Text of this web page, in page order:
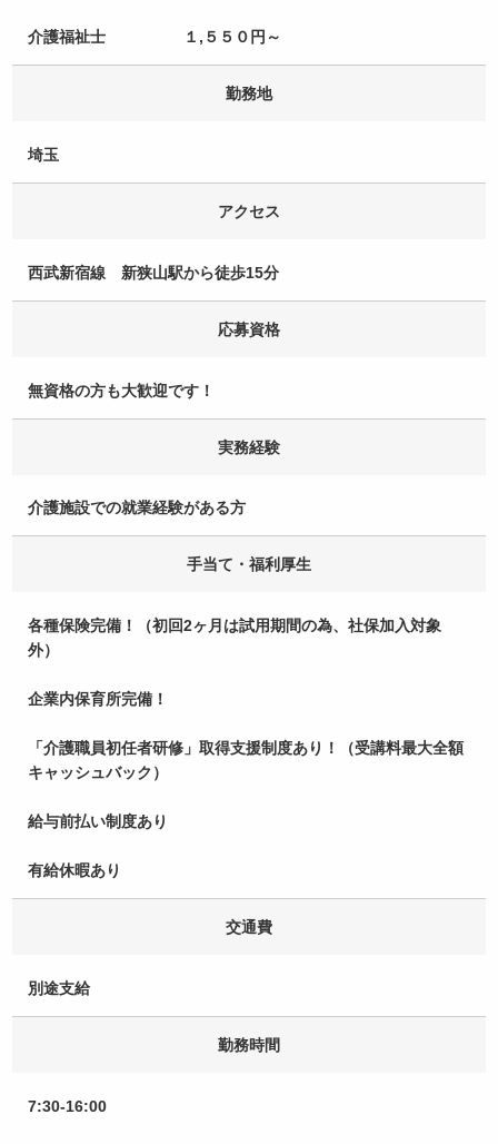
介護福祉士 １,５５０円～
勤務地
埼玉
アクセス
西武新宿線 新狭山駅から徒歩15分
応募資格
無資格の方も大歓迎です！
実務経験
介護施設での就業経験がある方
手当て・福利厚生
各種保険完備！（初回2ヶ月は試用期間の為、社保加入対象
外）
企業内保育所完備！
「介護職員初任者研修」取得支援制度あり！（受講料最大全額
キャッシュバック）
給与前払い制度あり
有給休暇あり
交通費
別途支給
勤務時間
7:30-16:00